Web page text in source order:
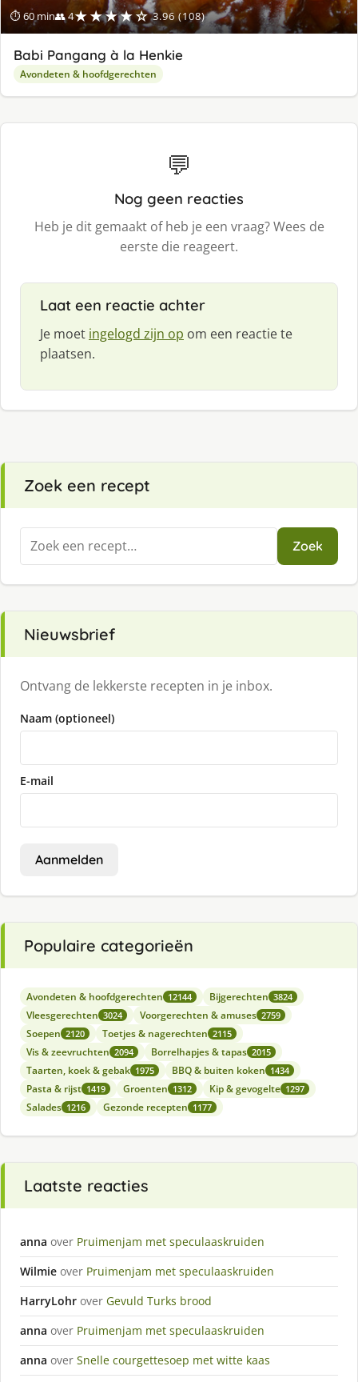
⏱ 60 min👥 4★★★★☆ 3.96 (108)
Babi Pangang à la Henkie
Avondeten & hoofdgerechten
💬
Nog geen reacties
Heb je dit gemaakt of heb je een vraag? Wees de
eerste die reageert.
Laat een reactie achter
Je moet ingelogd zijn op om een reactie te
plaatsen.
Zoek een recept
Zoeken
naar:
Zoek
Nieuwsbrief
Ontvang de lekkerste recepten in je inbox.
Naam (optioneel)
E-mail
Aanmelden
Populaire categorieën
Avondeten & hoofdgerechten 12144 Bijgerechten 3824
Vleesgerechten 3024 Voorgerechten & amuses 2759
Soepen 2120 Toetjes & nagerechten 2115
Vis & zeevruchten 2094 Borrelhapjes & tapas 2015
Taarten, koek & gebak 1975 BBQ & buiten koken 1434
Pasta & rijst 1419 Groenten 1312 Kip & gevogelte 1297
Salades 1216 Gezonde recepten 1177
Laatste reacties
anna over Pruimenjam met speculaaskruiden
Wilmie over Pruimenjam met speculaaskruiden
HarryLohr over Gevuld Turks brood
anna over Pruimenjam met speculaaskruiden
anna over Snelle courgettesoep met witte kaas